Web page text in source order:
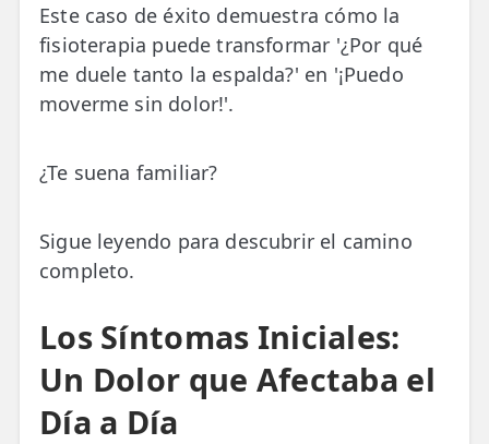
🏅 Fisioterapia Deportiva
🧠 Fisioterapia Neurológica
🫁 Fisioterapia Respiratoria
TRATAMIENTOS
✅ Ondas de Choque
Este caso de éxito demuestra cómo la
fisioterapia puede transformar '¿Por qué
me duele tanto la espalda?' en '¡Puedo
moverme sin dolor!'.
¿Te suena familiar?
Sigue leyendo para descubrir el camino
completo.
Los Síntomas Iniciales:
Un Dolor que Afectaba el
Día a Día